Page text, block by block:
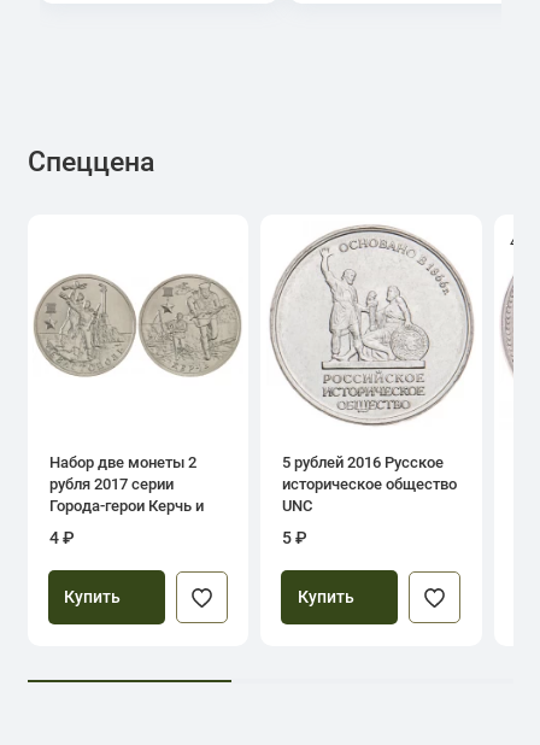
Спеццена
Набор две монеты 2
рубля 2017 серии
Города-герои Керчь и
Севастополь
4 ₽
Купить
5 рублей 2016 Русское
историческое общество
UNC
5 ₽
Купить
4.0